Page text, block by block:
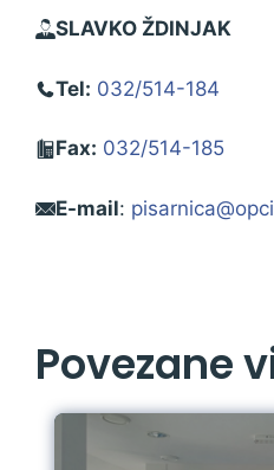
SLAVKO ŽDINJAK
Tel: 032/514-184
Fax: 032/514-185
E-mail:
Povezane